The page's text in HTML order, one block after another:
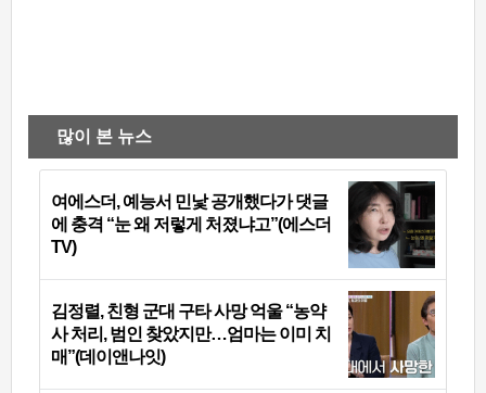
많이 본 뉴스
여에스더, 예능서 민낯 공개했다가 댓글
에 충격 “눈 왜 저렇게 처졌냐고”(에스더
TV)
김정렬, 친형 군대 구타 사망 억울 “농약
사 처리, 범인 찾았지만…엄마는 이미 치
매”(데이앤나잇)